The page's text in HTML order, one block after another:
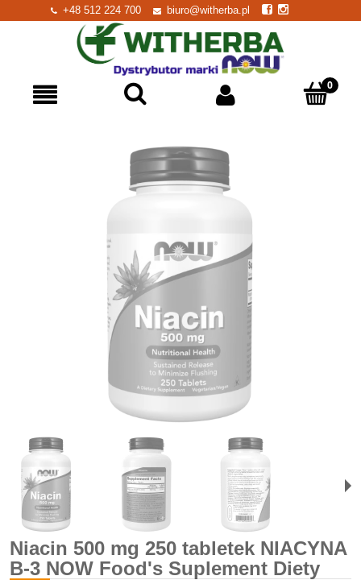
+48 512 224 700 biuro@witherba.pl
Niacin 500 mg 250 tabletek NIACYNA
B-3 NOW Food's Suplement Diety